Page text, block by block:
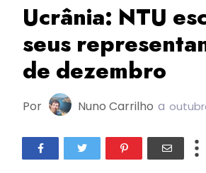
Ucrânia: NTU
seus
de dezembro
Por Nuno Carrilho a